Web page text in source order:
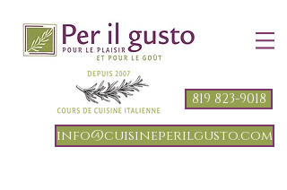
819 823-9018
info@cuisineperilgusto.com